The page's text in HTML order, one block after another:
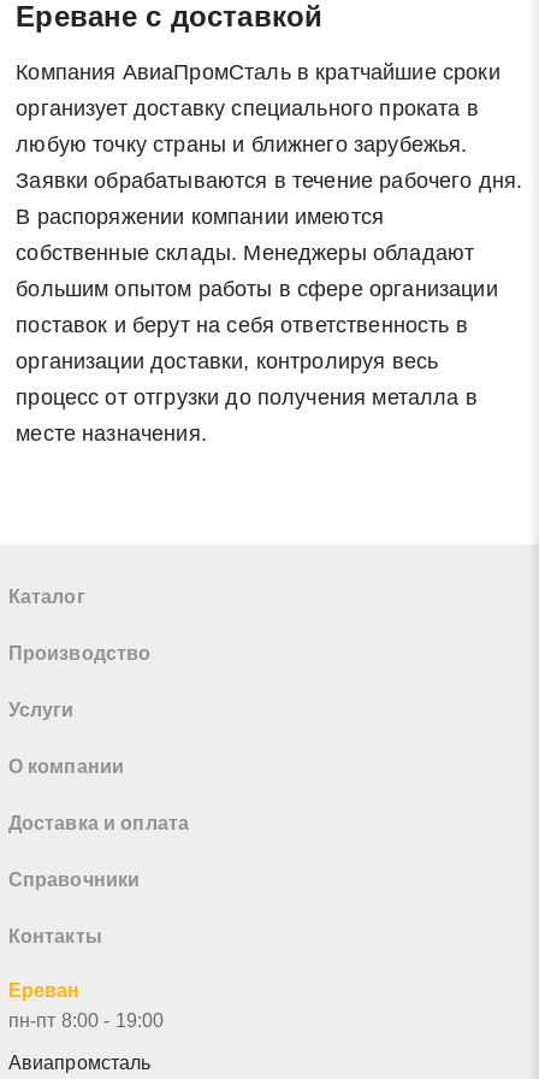
Поиск
Ереване с доставкой
Компания АвиаПромСталь в кратчайшие сроки
организует доставку специального проката в
любую точку страны и ближнего зарубежья.
Заявки обрабатываются в течение рабочего дня.
В распоряжении компании имеются
собственные склады. Менеджеры обладают
большим опытом работы в сфере организации
поставок и берут на себя ответственность в
организации доставки, контролируя весь
процесс от отгрузки до получения металла в
месте назначения.
Каталог
Производство
Услуги
О компании
Доставка и оплата
Справочники
Контакты
Ереван
пн-пт 8:00 - 19:00
Авиапромсталь
* - обязательные поля для заполнения
Отправить заявку
Нажимая на кнопку «Отправить заявку» Вы даете согласие
на обработку своих персональных данных в соответствии со
статьей 9 Федерального закона от 27 июля 2006 г. N 152-ФЗ